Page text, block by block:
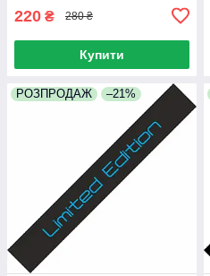
220 ₴ 280 ₴
Купити
РОЗПРОДАЖ –21%